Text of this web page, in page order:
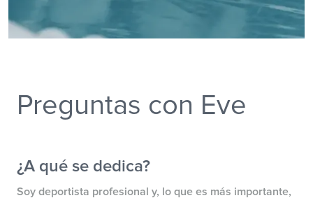
Preguntas con Eve
¿A qué se dedica?
Soy deportista profesional y, lo que es más importante,